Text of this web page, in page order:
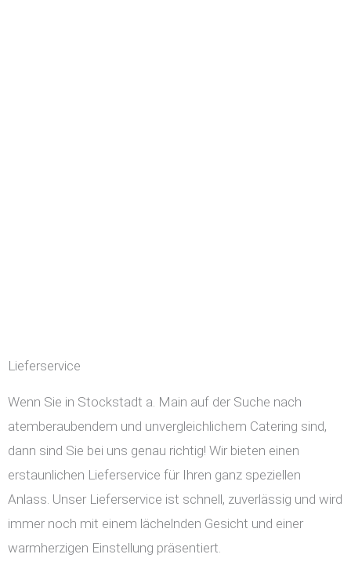
Lieferservice
Wenn Sie in Stockstadt a. Main auf der Suche nach
atemberaubendem und unvergleichlichem Catering sind,
dann sind Sie bei uns genau richtig! Wir bieten einen
erstaunlichen Lieferservice für Ihren ganz speziellen
Anlass. Unser Lieferservice ist schnell, zuverlässig und wird
immer noch mit einem lächelnden Gesicht und einer
warmherzigen Einstellung präsentiert.